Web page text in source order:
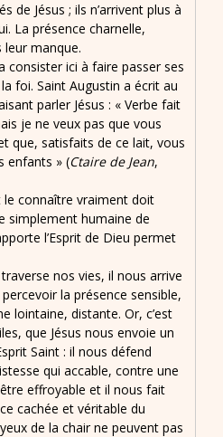
de Jésus ; ils n’arrivent plus à
La présence charnelle,
leur manque.
consister ici à faire passer ses
foi. Saint Augustin a écrit au
parler Jésus : « Verbe fait
je ne veux pas que vous
que, satisfaits de ce lait, vous
enfants » (Ctaire de Jean,
le connaître vraiment doit
simplement humaine de
l’Esprit de Dieu permet
nos vies, il nous arrive
la présence sensible,
lointaine, distante. Or, c’est
que Jésus nous envoie un
Saint : il nous défend
qui accable, contre une
effroyable et il nous fait
cachée et véritable du
de la chair ne peuvent pas